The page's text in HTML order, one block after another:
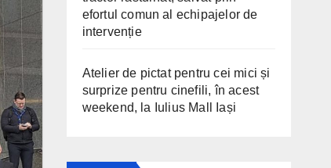
efortul comun al echipajelor de
intervenție
Atelier de pictat pentru cei mici și
surprize pentru cinefili, în acest
weekend, la Iulius Mall Iași